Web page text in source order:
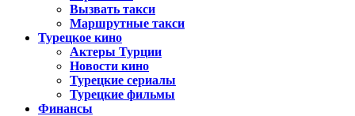
Вызвать такси
Маршрутные такси
Турецкое кино
Актеры Турции
Новости кино
Турецкие сериалы
Турецкие фильмы
Финансы